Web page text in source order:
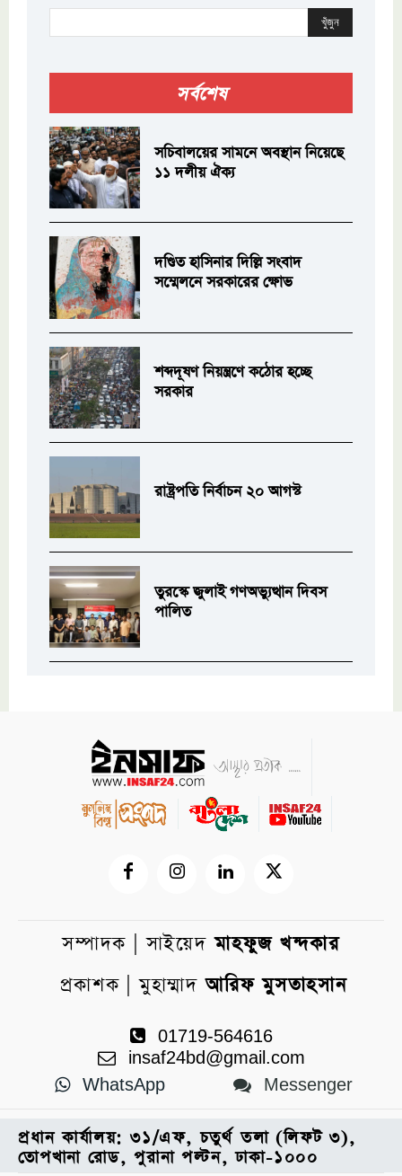
খুঁজুন
সর্বশেষ
সচিবালয়ের সামনে অবস্থান নিয়েছে
১১ দলীয় ঐক্য
দণ্ডিত হাসিনার দিল্লি সংবাদ
সম্মেলনে সরকারের ক্ষোভ
শব্দদূষণ নিয়ন্ত্রণে কঠোর হচ্ছে
সরকার
রাষ্ট্রপতি নির্বাচন ২০ আগস্ট
তুরস্কে জুলাই গণঅভ্যুত্থান দিবস
পালিত
সম্পাদক | সাইয়েদমাহফুজ খন্দকার
প্রকাশক | মুহাম্মাদআরিফ মুসতাহসান
01719-564616
insaf24bd@gmail.com
WhatsApp
Messenger
প্রধান কার্যালয়: ৩১/এফ, চতুর্থ তলা (লিফট ৩),
তোপখানা রোড, পুরানা পল্টন, ঢাকা-১০০০